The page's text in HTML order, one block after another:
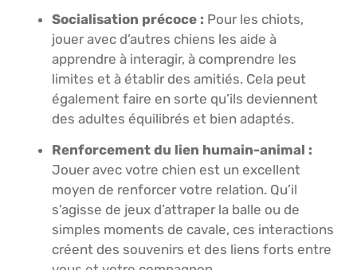
Socialisation précoce : Pour les chiots,
jouer avec d’autres chiens les aide à
apprendre à interagir, à comprendre les
limites et à établir des amitiés. Cela peut
également faire en sorte qu’ils deviennent
des adultes équilibrés et bien adaptés.
Renforcement du lien humain-animal :
Jouer avec votre chien est un excellent
moyen de renforcer votre relation. Qu’il
s’agisse de jeux d’attraper la balle ou de
simples moments de cavale, ces interactions
créent des souvenirs et des liens forts entre